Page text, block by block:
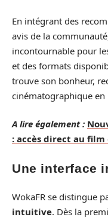
En intégrant des
avis de la
incontournable pour
et des formats
trouve son bonheur,
cinématographique en
A lire également :
: accès direct au
Une interface
WokaFR se distingue
intuitive. Dès la